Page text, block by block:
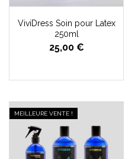
ViviDress Soin pour Latex
250ml
25,00 €
MEILLEURE VENTE !